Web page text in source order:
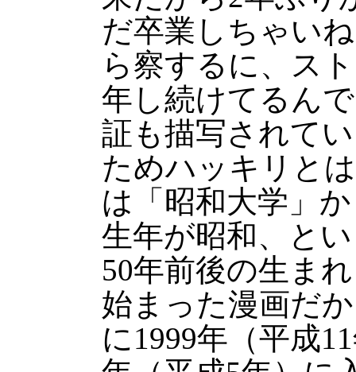
だ卒業しちゃい
ら察するに、ス
年し続けてるん
証も描写されて
ためハッキリと
は「昭和大学」
生年が昭和、と
50年前後の生ま
始まった漫画だ
に1999年（平成